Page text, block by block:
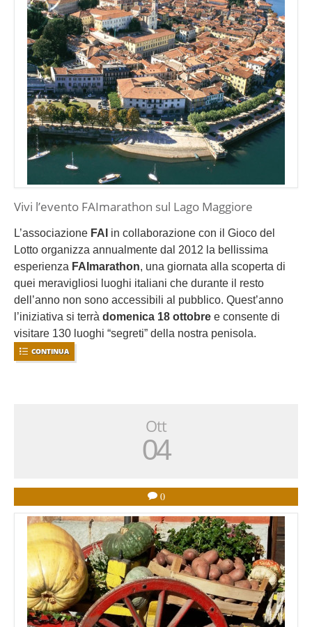
Vivi l’evento FAImarathon sul Lago Maggiore
L’associazione FAI in collaborazione con il Gioco del
Lotto organizza annualmente dal 2012 la bellissima
esperienza FAImarathon, una giornata alla scoperta di
quei meravigliosi luoghi italiani che durante il resto
dell’anno non sono accessibili al pubblico. Quest’anno
l’iniziativa si terrà domenica 18 ottobre e consente di
visitare 130 luoghi “segreti” della nostra penisola.
CONTINUA
Ott
04
0